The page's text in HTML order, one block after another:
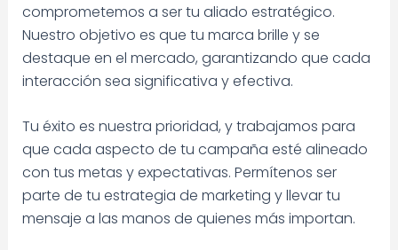
comprometemos a ser tu aliado estratégico.
Nuestro objetivo es que tu marca brille y se
destaque en el mercado, garantizando que cada
interacción sea significativa y efectiva.
Tu éxito es nuestra prioridad, y trabajamos para
que cada aspecto de tu campaña esté alineado
con tus metas y expectativas. Permítenos ser
parte de tu estrategia de marketing y llevar tu
mensaje a las manos de quienes más importan.